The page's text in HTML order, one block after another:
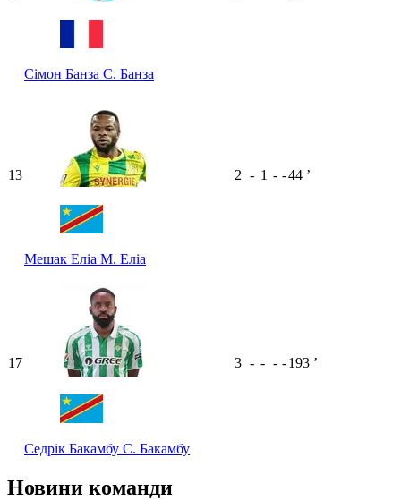
Сімон Банза С. Банза
13
Мешак Еліа М. Еліа
2 - 1 - -44 ʼ
17
Седрік Бакамбу С. Бакамбу
3 - - - -193 ʼ
Новини команди